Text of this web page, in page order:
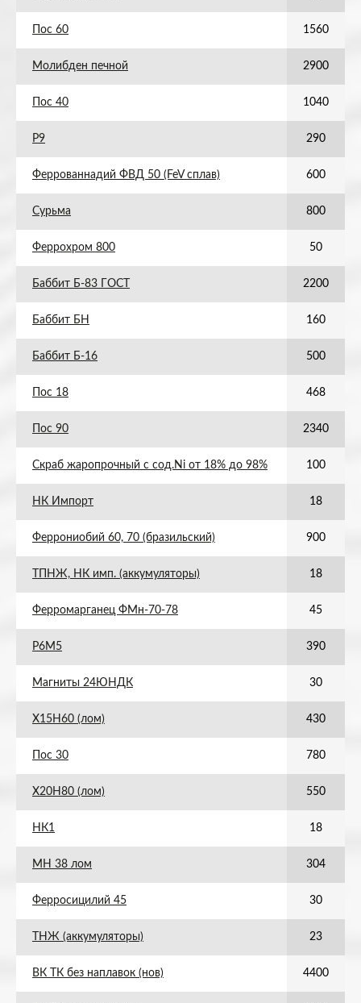
Пос 60 1560
Молибден печной 2900
Пос 40 1040
Р9 290
Феррованнадий ФВД 50 (FeV сплав) 600
Сурьма 800
Феррохром 800 50
Баббит Б-83 ГОСТ 2200
Баббит БН 160
Баббит Б-16 500
Пос 18 468
Пос 90 2340
Скраб жаропрочный с сод.Ni от 18% до 98% 100
НК Импорт 18
Феррониобий 60, 70 (бразильский) 900
ТПНЖ, НК имп. (аккумуляторы) 18
Ферромарганец ФМн-70-78 45
Р6М5 390
Магниты 24ЮНДК 30
Х15Н60 (лом) 430
Пос 30 780
Х20Н80 (лом) 550
НК1 18
МН 38 лом 304
Ферросицилий 45 30
ТНЖ (аккумуляторы) 23
ВК ТК без наплавок (нов) 4400